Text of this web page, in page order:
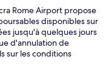
Rome Airport propose
disponibles sur
jusqu'à quelques jours
d'annulation de
sur les conditions